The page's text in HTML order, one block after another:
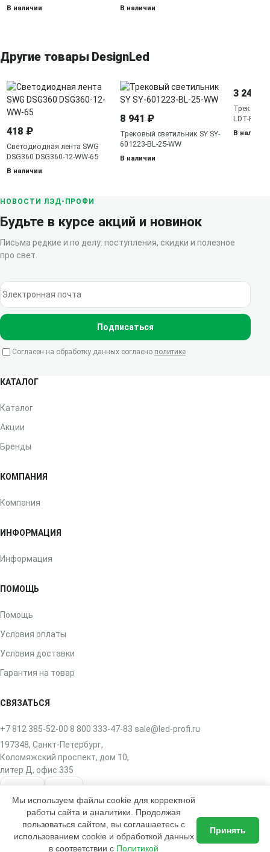
В наличии В наличии
Другие товары DesignLed
418 ₽
Светодиодная лента SWG
DSG360 DSG360-12-WW-65
В наличии
8 941 ₽
Трековый светильник SY SY-
601223-BL-25-WW
В наличии
3 246 ₽
Трековый
LDT-RBL-
В наличии
НОВОСТИ ЛЭД-ПРОФИ
Будьте в курсе акций и новинок
Письма редкие и по делу: поступления, скидки и полезное
про свет.
Электронная почта
Подписаться
Согласен на обработку данных согласно политике
КАТАЛОГ
Каталог
Акции
Бренды
КОМПАНИЯ
Компания
ИНФОРМАЦИЯ
Информация
ПОМОЩЬ
Помощь
Условия оплаты
Условия доставки
Гарантия на товар
СВЯЗАТЬСЯ
+7 812 385-52-00 8 800 333-47-83 sale@led-profi.ru
197348, Санкт-Петербург,
Коломяжский проспект, дом 10,
литер Д, офис 335
2017–2026 © ЛЭД-ПРОФИ — интернет-магазин освещения
Мы используем файлы cookie для корректной
работы сайта и аналитики. Продолжая
пользоваться сайтом, вы соглашаетесь с
использованием cookie и обработкой данных
в соответствии с Политикой
Принять